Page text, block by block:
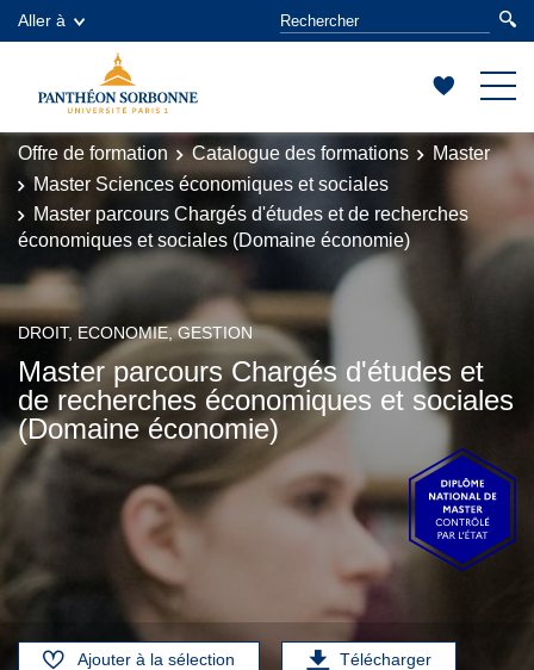
Aller à
Offre de formation Catalogue des formations
Master
Master Sciences économiques et sociales
Master parcours Chargés d'études et de recherches
économiques et sociales (Domaine économie)
DROIT, ECONOMIE, GESTION
Master parcours Chargés d'études et
de recherches économiques et sociales
(Domaine économie)
Ajouter à la sélection Télécharger